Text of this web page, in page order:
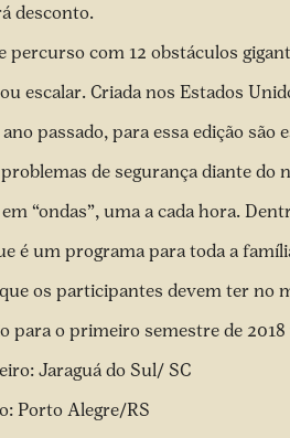
desconto.
percurso com 12 obstáculos
escalar. Criada nos Estados
passado, para essa edição
de segurança diante do
“ondas”, uma a cada hora.
é um programa para toda a
os participantes devem ter no
para o primeiro semestre de
Jaraguá do Sul/ SC
Porto Alegre/RS